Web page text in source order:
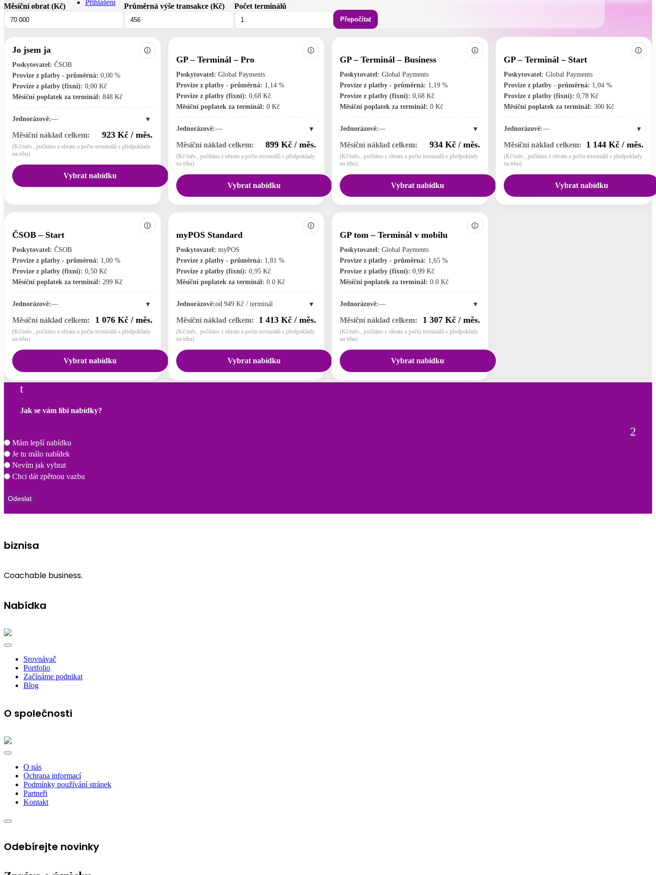
Přihlášení
Měsíční obrat (Kč) Průměrná výše transakce (Kč) Počet terminálů
Přepočítat
Jo jsem ja
Poskytovatel: ČSOB
Provize z platby - průměrná: 0,00 %
Provize z platby (fixní): 0,00 Kč
Měsíční poplatek za terminál: 848 Kč
Jednorázově:—
▾
Měsíční náklad celkem:
923 Kč / měs.
(Kč/měs., počítáno z obratu a počtu terminálů s předpoklady
na trhu)
Vybrat nabídku
GP – Terminál – Pro
Poskytovatel: Global Payments
Provize z platby - průměrná: 1,14 %
Provize z platby (fixní): 0,68 Kč
Měsíční poplatek za terminál: 0 Kč
Jednorázově:—
▾
Měsíční náklad celkem:
899 Kč / měs.
(Kč/měs., počítáno z obratu a počtu terminálů s předpoklady
na trhu)
Vybrat nabídku
GP – Terminál – Business
Poskytovatel: Global Payments
Provize z platby - průměrná: 1,19 %
Provize z platby (fixní): 0,68 Kč
Měsíční poplatek za terminál: 0 Kč
Jednorázově:—
▾
Měsíční náklad celkem:
934 Kč / měs.
(Kč/měs., počítáno z obratu a počtu terminálů s předpoklady
na trhu)
Vybrat nabídku
GP – Terminál – Start
Poskytovatel: Global Payments
Provize z platby - průměrná: 1,04 %
Provize z platby (fixní): 0,78 Kč
Měsíční poplatek za terminál: 300 Kč
Jednorázově:—
▾
Měsíční náklad celkem:
1 144 Kč / měs.
(Kč/měs., počítáno z obratu a počtu terminálů s předpoklady
na trhu)
Vybrat nabídku
ČSOB – Start
Poskytovatel: ČSOB
Provize z platby - průměrná: 1,00 %
Provize z platby (fixní): 0,50 Kč
Měsíční poplatek za terminál: 299 Kč
Jednorázově:—
▾
Měsíční náklad celkem:
1 076 Kč / měs.
(Kč/měs., počítáno z obratu a počtu terminálů s předpoklady
na trhu)
Vybrat nabídku
myPOS Standard
Poskytovatel: myPOS
Provize z platby - průměrná: 1,81 %
Provize z platby (fixní): 0,95 Kč
Měsíční poplatek za terminál: 0.0 Kč
Jednorázově:od 949 Kč / terminál
▾
Měsíční náklad celkem:
1 413 Kč / měs.
(Kč/měs., počítáno z obratu a počtu terminálů s předpoklady
na trhu)
Vybrat nabídku
GP tom – Terminál v mobilu
Poskytovatel: Global Payments
Provize z platby - průměrná: 1,65 %
Provize z platby (fixní): 0,99 Kč
Měsíční poplatek za terminál: 0.0 Kč
Jednorázově:—
▾
Měsíční náklad celkem:
1 307 Kč / měs.
(Kč/měs., počítáno z obratu a počtu terminálů s předpoklady
na trhu)
Vybrat nabídku
t
Jak se vám líbí nabídky?
2
Mám lepší nabídku
Je tu málo nabídek
Nevím jak vybrat
Chci dát zpětnou vazbu
Odeslat
biznisa
Coachable business.
Nabídka
Srovnávač
Portfolio
Začínáme podnikat
Blog
O společnosti
O nás
Ochrana informací
Podmínky používání stránek
Partneři
Kontakt
Odebírejte novinky